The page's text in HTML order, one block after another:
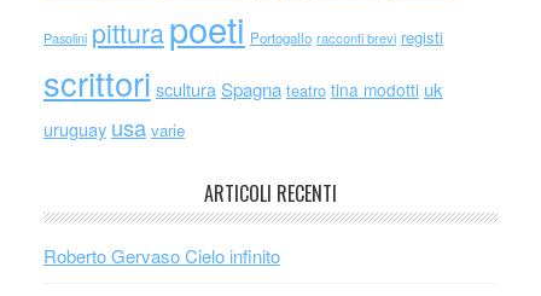
Pasolini pitturapoeti Portogallo racconti brevi registi
scrittori scultura Spagna teatro tina modotti uk
uruguay usa varie
ARTICOLI RECENTI
Roberto Gervaso Cielo infinito